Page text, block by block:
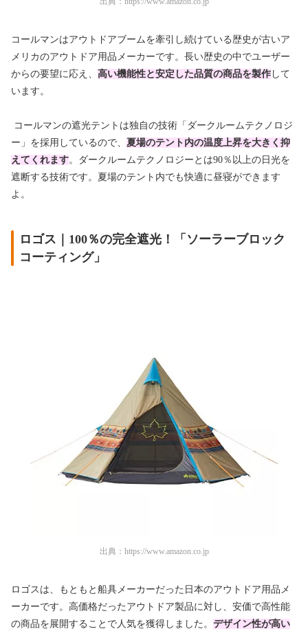
コールマンはアウトドアブームを牽引し続けている 歴史が古いア
メリカのアウトドア用品メーカーです。長い歴史の中でユーザー
からの要望に応え、 高い機能性と安定した品質の商品を製作 して
います。
コールマンの遮光テントは独自の技術「ダークルームテクノロジ
ー」を採用しているので、 夏場のテント内の温度上昇を大きく抑
えてくれます。ダークルームテクノロジーとは90％以上の日光を
遮断する技術です。夏場のテント内でも快適に昼寝ができます
よ。
ロゴス｜100％の完全遮光！「ソーラーブロック
コーティング」
出典： https://www.amazon.co.jp
ロゴスは、もともと船具メーカーだった日本のアウトドア用品メ
ーカーです。高価格だったアウトドア製品に対し、安価で高性能
の商品を展開することで人気を獲得しました。 デザイン性が高い